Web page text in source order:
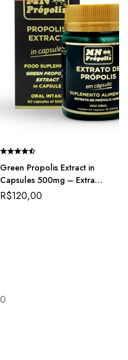
Green Propolis Extract in
Capsules 500mg – Extra
Strenght Propolis
R$120,00